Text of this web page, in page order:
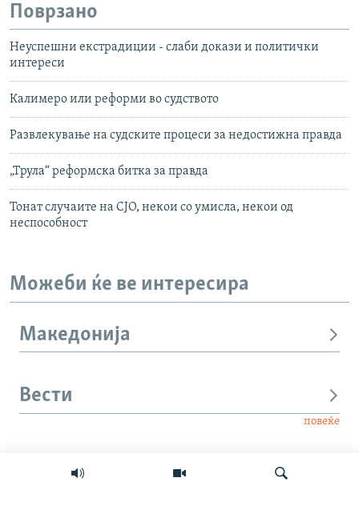
Поврзано
Неуспешни екстрадиции - слаби докази и политички
интереси
Калимеро или реформи во судството
Развлекување на судските процеси за недостижна правда
„Трула“ реформска битка за правда
Тонат случаите на СЈО, некои со умисла, некои од
неспособност
Можеби ќе ве интересира
Македонија
Вести
повеќе
Интервју